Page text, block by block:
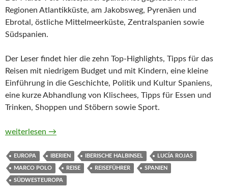
Regionen Atlantikküste, am Jakobsweg, Pyrenäen und
Ebrotal, östliche Mittelmeerküste, Zentralspanien sowie
Südspanien.
Der Leser findet hier die zehn Top-Highlights, Tipps für das
Reisen mit niedrigem Budget und mit Kindern, eine kleine
Einführung in die Geschichte, Politik und Kultur Spaniens,
eine kurze Abhandlung von Klischees, Tipps für Essen und
Trinken, Shoppen und Stöbern sowie Sport.
MARCO POLO Spanien von Lucía Rojas
weiterlesen →
EUROPA IBERIEN IBERISCHE HALBINSEL LUCÍA ROJAS
MARCO POLO REISE REISEFÜHRER SPANIEN
SÜDWESTEUROPA